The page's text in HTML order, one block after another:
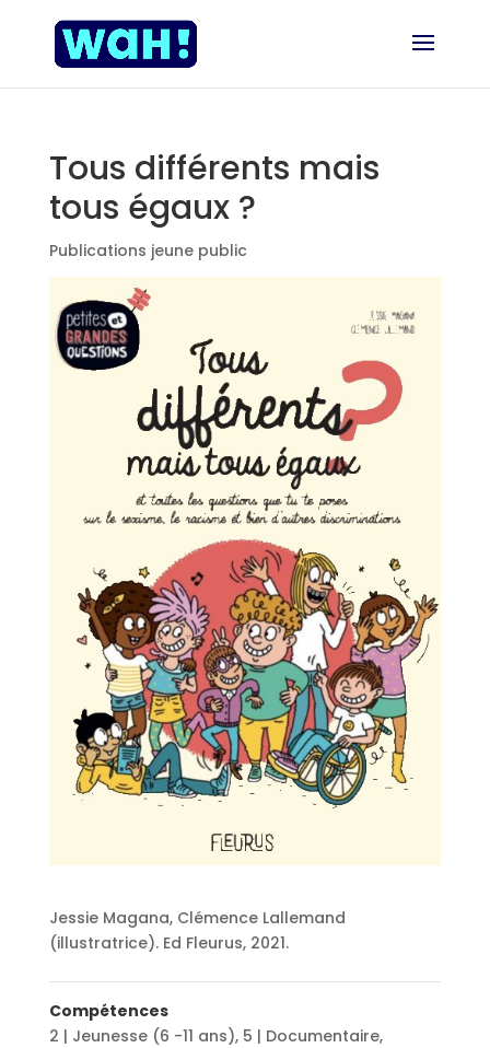
Tous différents mais
tous égaux ?
Publications jeune public
Jessie Magana, Clémence Lallemand
(illustratrice). Ed Fleurus, 2021.
Compétences
2 | Jeunesse (6 -11 ans), 5 | Documentaire,